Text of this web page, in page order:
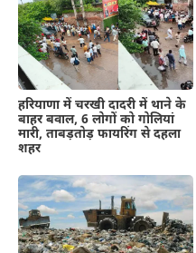
हरियाणा में चरखी दादरी में थाने के
बाहर बवाल, 6 लोगों को गोलियां
मारी, ताबड़तोड़ फायरिंग से दहला
शहर